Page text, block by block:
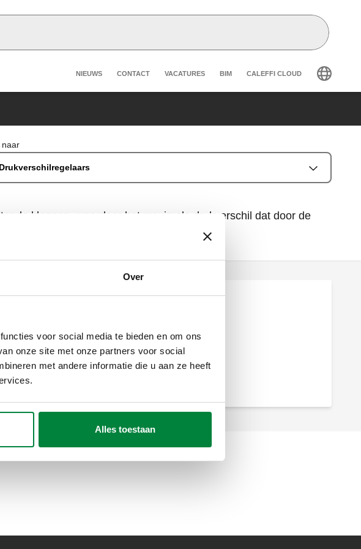
Over
voor social media te bieden en om ons
onze site met onze partners voor social
met andere informatie die u aan ze heeft
Alles toestaan
Header secondary navigation
NIEUWS CONTACT VACATURES BIM CALEFFI CLOUD
naar
Drukverschilregelaars
kleppen, waardoor het maximale drukverschil dat door de
bij de nominale waarde.